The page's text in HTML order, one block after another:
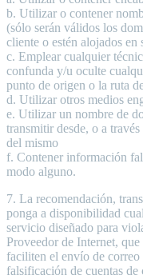
b. Utilizar o contener
(sólo serán válidos los
cliente o estén alojados
c. Emplear cualquier
confunda y/u oculte
punto de origen o la ruta
d. Utilizar otros medios
e. Utilizar un nombre de
transmitir desde, o a
del mismo
f. Contener información
modo alguno.
7. La recomendación,
ponga a disponibilidad
servicio diseñado para
Proveedor de Internet,
faciliten el envío de
falsificación de cuentas